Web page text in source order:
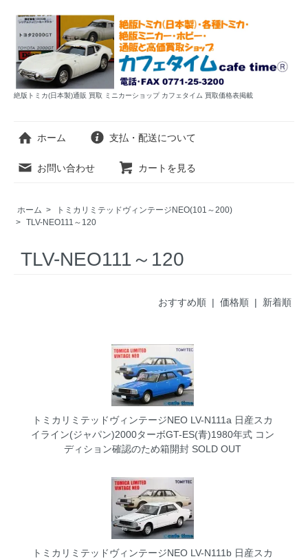
絶版トミカ(日本製)通販 買取 ミニカーショップ カフェタイム 買取価格表掲載
ホーム 支払・配送について
お問い合わせ カートを見る
ホーム >
トミカリミテッドヴィンテージNEO(101～200)
> TLV-NEO111～120
TLV-NEO111～120
おすすめ順 | 価格順| 新着順
トミカリミテッドヴィンテージNEO LV-N111a 日産スカ
イライン(ジャパン)2000ターボGT-ES(青)1980年式 コン
ディション確認のため箱開封SOLD OUT
トミカリミテッドヴィンテージNEO LV-N111b 日産スカ